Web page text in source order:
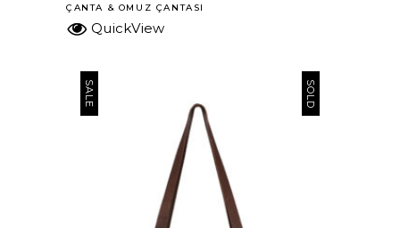
ÇANTA & OMUZ ÇANTASI
QuickView
SALE SOLD